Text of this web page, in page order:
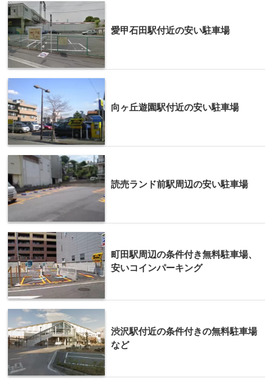
愛甲石田駅付近の安い駐車場
向ヶ丘遊園駅付近の安い駐車場
読売ランド前駅周辺の安い駐車場
町田駅周辺の条件付き無料駐車場、
安いコインパーキング
渋沢駅付近の条件付きの無料駐車場
など